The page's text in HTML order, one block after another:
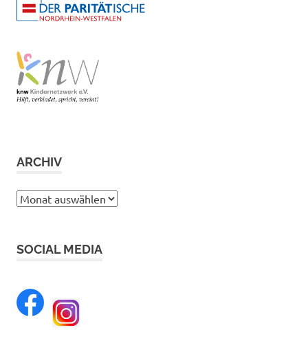
ARCHIV
Archiv
SOCIAL MEDIA